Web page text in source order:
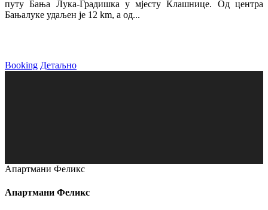
путу Бања Лука-Градишка у мјесту Клашнице. Од центра
Бањалуке удаљен је 12 km, а од...
Booking Детаљно
Апартмани Феликс
Апартмани Феликс